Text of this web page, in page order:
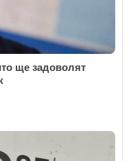
ще задоволят